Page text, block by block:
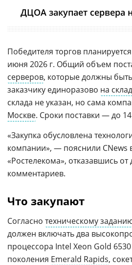
ДЦОА закупает сервера
Победителя торгов
июня 2026 г. Общий объем
серверов, которые должны
заказчику единоразово на склад
склада не указан, но сама
Москве. Сроки поставки — до 14
«Закупка обусловлена
компании», — пояснили CNews
«Ростелекома», отказавшись
комментариев.
Что закупают
Согласно техническому
должен включать два
процессора Intel Xeon Gold
поколения Emerald Rapids,